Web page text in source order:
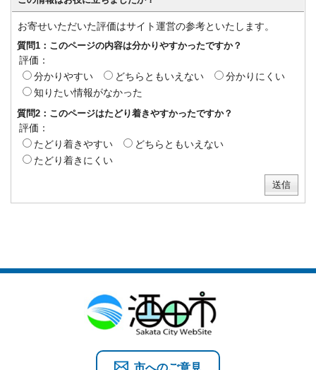
お寄せいただいた評価はサイト運営の参考といたします。
質問1：このページの内容は分かりやすかったですか？
評価：
分かりやすい
どちらともいえない
分かりにくい
知りたい情報がなかった
質問2：このページはたどり着きやすかったですか？
評価：
たどり着きやすい
どちらともいえない
たどり着きにくい